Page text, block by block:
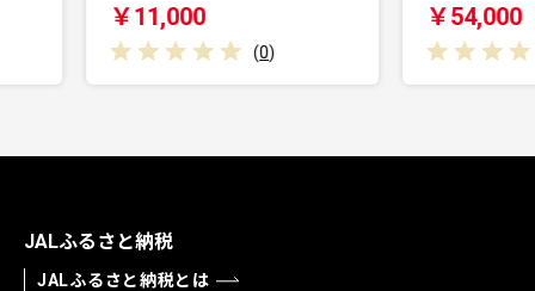
￥54,000 ￥
JALふるさと納税
JALふるさと納税とは